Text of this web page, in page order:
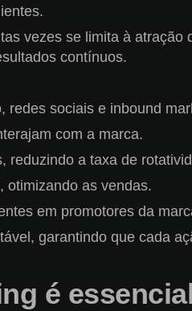
vezes se limita à
contínuos.
redes sociais e inbound
com a marca.
reduzindo a taxa de
otimizando as vendas.
em promotores da
garantindo que cada
é